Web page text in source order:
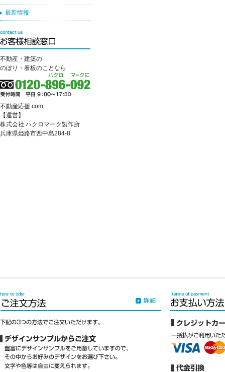
最新情報
不動産・建築の
のぼり・看板のことなら
不動産応援.com
【運営】
株式会社 ハクロマーク製作所
兵庫県姫路市西中島284-8